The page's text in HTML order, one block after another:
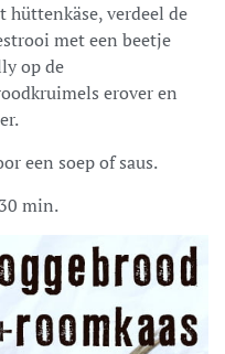
hüttenkäse, verdeel de
met een beetje
op de
erover en
een soep of saus.
min.